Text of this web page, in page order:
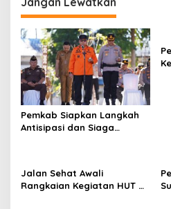
Pemkab Siapkan Langkah
Antisipasi dan Siaga
Jalan Sehat Awali
Rangkaian Kegiatan HUT RI